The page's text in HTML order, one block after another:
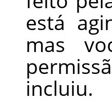
está
mas
incluiu.